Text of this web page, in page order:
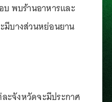
บ พบร้านอาหารและ
มีบางส่วนหย่อนยาน
ะจังหวัดจะมีประกาศ